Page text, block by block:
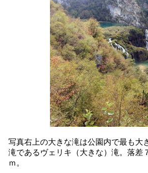
写真右上の大きな滝は公園内で最も大
滝であるヴェリキ（大きな）滝。落差
ｍ。